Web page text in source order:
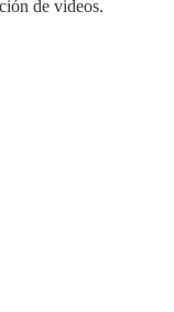
de videos.